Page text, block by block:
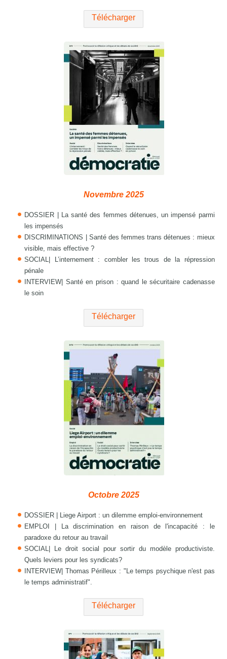
Télécharger
Novembre 2025
DOSSIER | La santé des femmes détenues, un impensé parmi
les impensés
DISCRIMINATIONS | Santé des femmes trans détenues : mieux
visible, mais effective ?
SOCIAL| L’internement : combler les trous de la répression
pénale
INTERVIEW| Santé en prison : quand le sécuritaire cadenasse
le soin
Télécharger
Octobre 2025
DOSSIER | Liege Airport : un dilemme emploi-environnement
EMPLOI | La discrimination en raison de l'incapacité : le
paradoxe du retour au travail
SOCIAL| Le droit social pour sortir du modèle productiviste.
Quels leviers pour les syndicats?
INTERVIEW| Thomas Périlleux : "Le temps psychique n'est pas
le temps administratif".
Télécharger